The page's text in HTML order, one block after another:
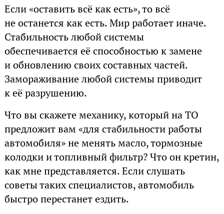
Если «оставить всё как есть», то всё
не останется как есть. Мир работает иначе.
Стабильность любой системы
обеспечивается её способностью к замене
и обновлению своих составных частей.
Замораживание любой системы приводит
к её разрушению.
Что вы скажете механику, который на ТО
предложит вам «для стабильности работы
автомобиля» не менять масло, тормозные
колодки и топливный фильтр? Что он кретин,
как мне представляется. Если слушать
советы таких специалистов, автомобиль
быстро перестанет ездить.